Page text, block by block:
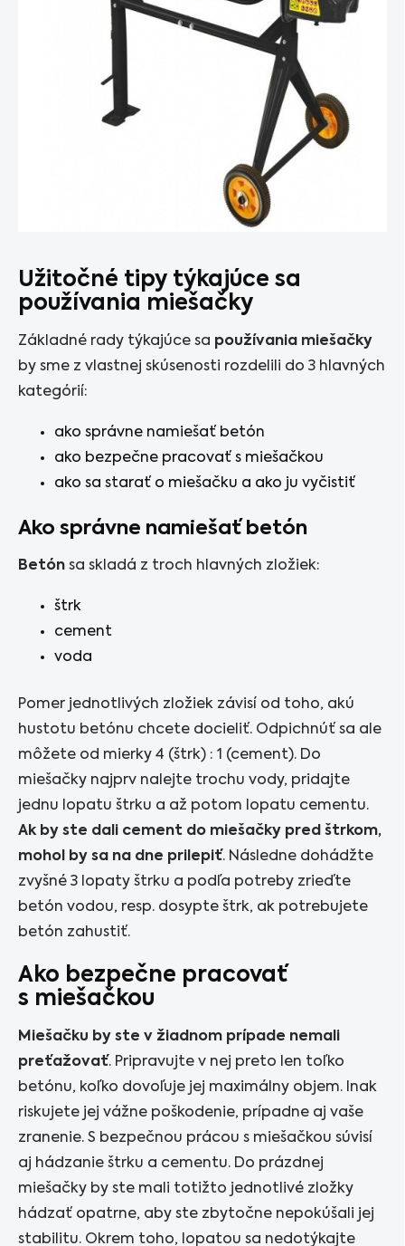
Užitočné tipy týkajúce sa
používania miešačky
Základné rady týkajúce sa používania miešačky
by sme z vlastnej skúsenosti rozdelili do 3 hlavných
kategórií:
ako správne namiešať betón
ako bezpečne pracovať s miešačkou
ako sa starať o miešačku a ako ju vyčistiť
Ako správne namiešať betón
Betón sa skladá z troch hlavných zložiek:
štrk
cement
voda
Pomer jednotlivých zložiek závisí od toho, akú
hustotu betónu chcete docieliť. Odpichnúť sa ale
môžete od mierky 4 (štrk) : 1 (cement). Do
miešačky najprv nalejte trochu vody, pridajte
jednu lopatu štrku a až potom lopatu cementu.
Ak by ste dali cement do miešačky pred štrkom,
mohol by sa na dne prilepiť. Následne dohádžte
zvyšné 3 lopaty štrku a podľa potreby zrieďte
betón vodou, resp. dosypte štrk, ak potrebujete
betón zahustiť.
Ako bezpečne pracovať
s miešačkou
Miešačku by ste v žiadnom prípade nemali
preťažovať. Pripravujte v nej preto len toľko
betónu, koľko dovoľuje jej maximálny objem. Inak
riskujete jej vážne poškodenie, prípadne aj vaše
zranenie. S bezpečnou prácou s miešačkou súvisí
aj hádzanie štrku a cementu. Do prázdnej
miešačky by ste mali totižto jednotlivé zložky
hádzať opatrne, aby ste zbytočne nepokúšali jej
stabilitu. Okrem toho, lopatou sa nedotýkajte